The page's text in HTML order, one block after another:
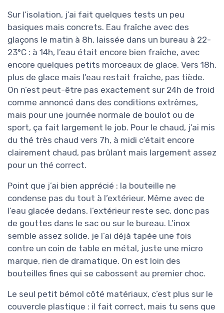
Sur l’isolation, j’ai fait quelques tests un peu
basiques mais concrets. Eau fraîche avec des
glaçons le matin à 8h, laissée dans un bureau à 22-
23°C : à 14h, l’eau était encore bien fraîche, avec
encore quelques petits morceaux de glace. Vers 18h,
plus de glace mais l’eau restait fraîche, pas tiède.
On n’est peut-être pas exactement sur 24h de froid
comme annoncé dans des conditions extrêmes,
mais pour une journée normale de boulot ou de
sport, ça fait largement le job. Pour le chaud, j’ai mis
du thé très chaud vers 7h, à midi c’était encore
clairement chaud, pas brûlant mais largement assez
pour un thé correct.
Point que j’ai bien apprécié : la bouteille ne
condense pas du tout à l’extérieur. Même avec de
l’eau glacée dedans, l’extérieur reste sec, donc pas
de gouttes dans le sac ou sur le bureau. L’inox
semble assez solide, je l’ai déjà tapée une fois
contre un coin de table en métal, juste une micro
marque, rien de dramatique. On est loin des
bouteilles fines qui se cabossent au premier choc.
Le seul petit bémol côté matériaux, c’est plus sur le
couvercle plastique : il fait correct, mais tu sens que